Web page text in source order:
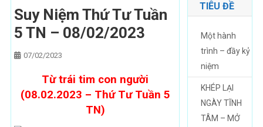
Suy Niệm Thứ Tư Tuần
5 TN – 08/02/2023
07/02/2023
Từ trái tim con người
(08.02.2023 – Thứ Tư Tuần 5
TN)
TIÊU ĐỀ
Một hành
trình – đầy kỷ
niệm
KHÉP LẠI
NGÀY TĨNH
TÂM – MỞ